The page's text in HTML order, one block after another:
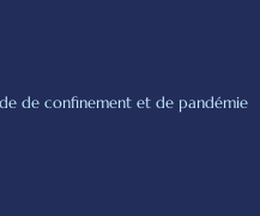
de confinement et de pandémie